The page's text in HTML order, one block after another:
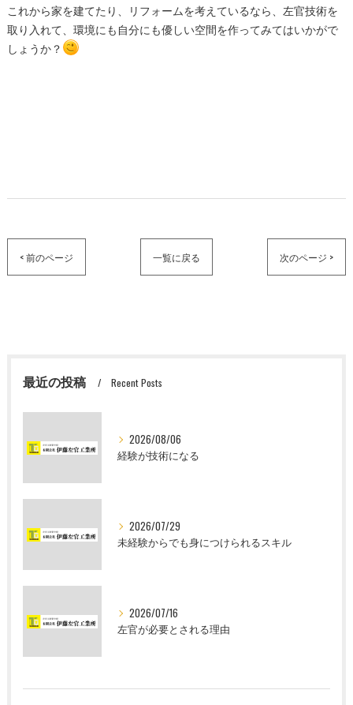
これから家を建てたり、リフォームを考えているなら、左官技術を
取り入れて、環境にも自分にも優しい空間を作ってみてはいかがで
しょうか？
< 前のページ 一覧に戻る 次のページ >
最近の投稿 Recent Posts
2026/08/06
経験が技術になる
2026/07/29
未経験からでも身につけられるスキル
2026/07/16
左官が必要とされる理由